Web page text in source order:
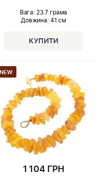
Вага: 23.7 грама
Довжина:41 см
NEW
1 104 ГРН